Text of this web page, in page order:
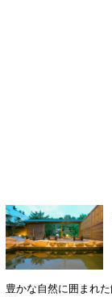
豊かな自然に囲まれ